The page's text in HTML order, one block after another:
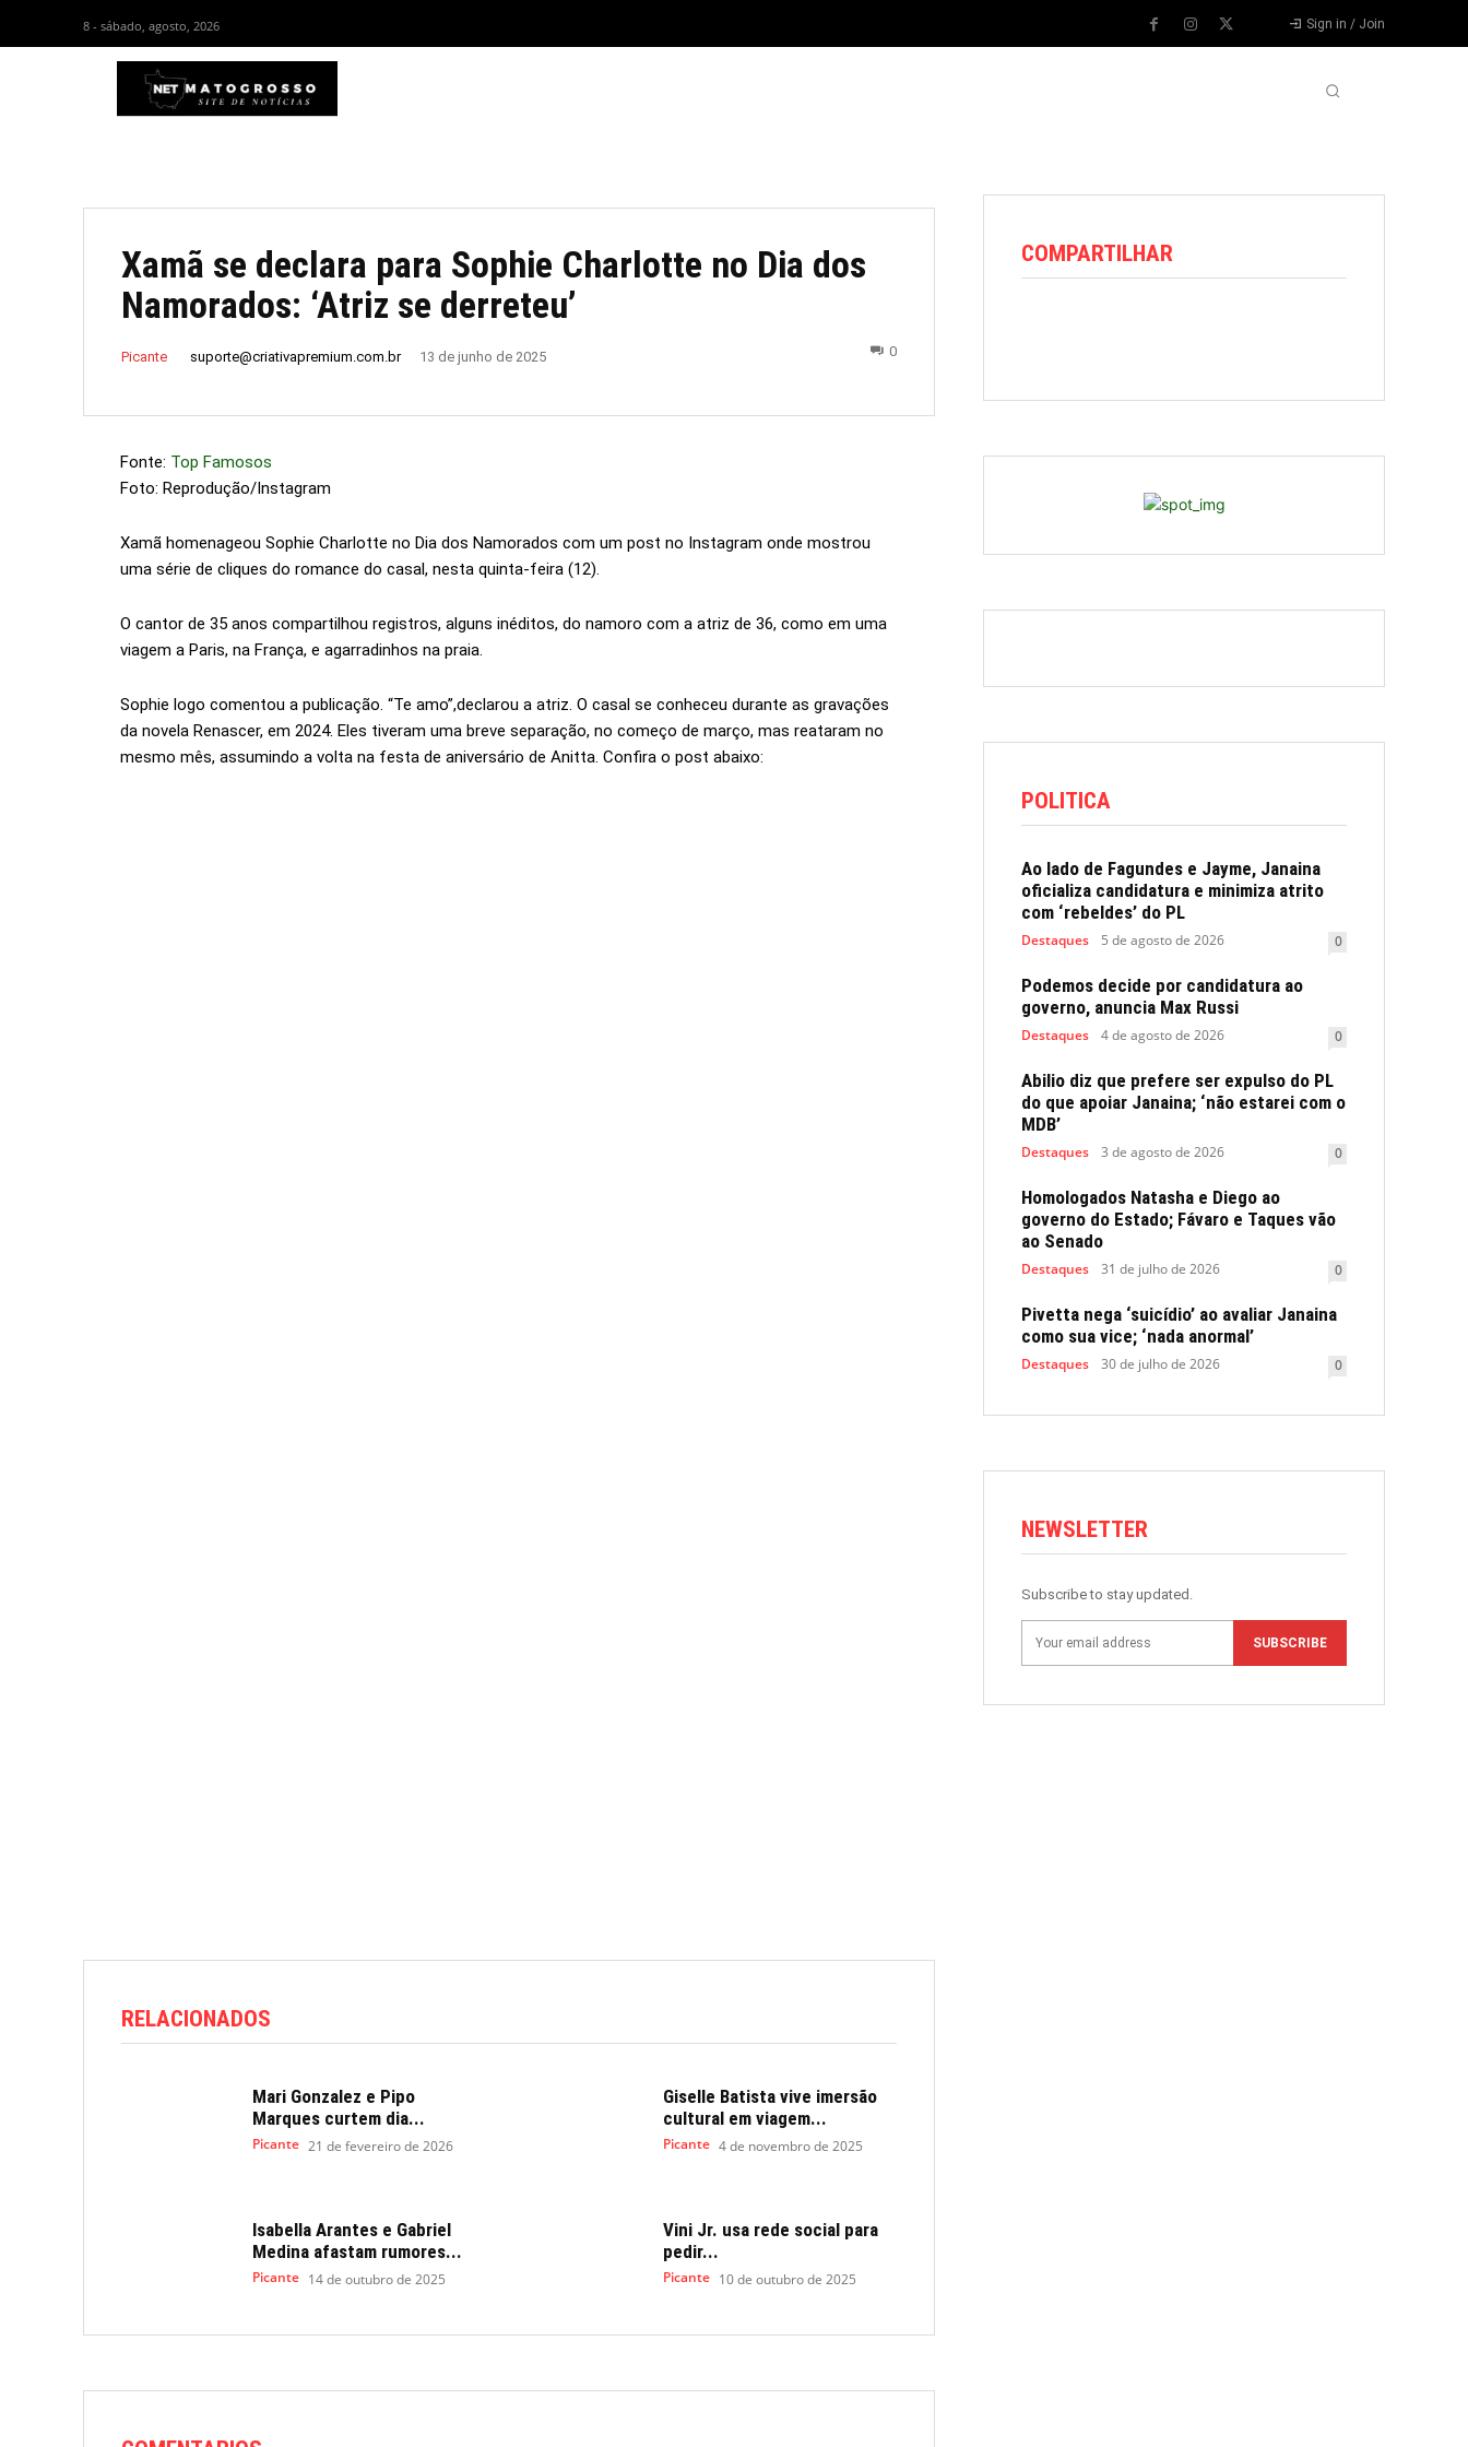
8 - sábado, agosto, 2026 Sign in / Join
Xamã se declara para Sophie Charlotte no Dia dos
Namorados: ‘Atriz se derreteu’
Picante suporte@criativapremium.com.br 13 de junho de 2025 0
Fonte: Top Famosos
Foto: Reprodução/Instagram
Xamã homenageou Sophie Charlotte no Dia dos Namorados com um post no Instagram onde mostrou
uma série de cliques do romance do casal, nesta quinta-feira (12).
O cantor de 35 anos compartilhou registros, alguns inéditos, do namoro com a atriz de 36, como em uma
viagem a Paris, na França, e agarradinhos na praia.
Sophie logo comentou a publicação. “Te amo”,declarou a atriz. O casal se conheceu durante as gravações
da novela Renascer, em 2024. Eles tiveram uma breve separação, no começo de março, mas reataram no
mesmo mês, assumindo a volta na festa de aniversário de Anitta. Confira o post abaixo:
RELACIONADOS
Mari Gonzalez e Pipo
Marques curtem dia...
Picante 21 de fevereiro de 2026
Giselle Batista vive imersão
cultural em viagem...
Picante 4 de novembro de 2025
Isabella Arantes e Gabriel
Medina afastam rumores...
Picante 14 de outubro de 2025
Vini Jr. usa rede social para
pedir...
Picante 10 de outubro de 2025
COMPARTILHAR
POLITICA
Ao lado de Fagundes e Jayme, Janaina
oficializa candidatura e minimiza atrito
com ‘rebeldes’ do PL
Destaques 5 de agosto de 2026 0
Podemos decide por candidatura ao
governo, anuncia Max Russi
Destaques 4 de agosto de 2026 0
Abilio diz que prefere ser expulso do PL
do que apoiar Janaina; ‘não estarei com o
MDB’
Destaques 3 de agosto de 2026 0
Homologados Natasha e Diego ao
governo do Estado; Fávaro e Taques vão
ao Senado
Destaques 31 de julho de 2026 0
Pivetta nega ‘suicídio’ ao avaliar Janaina
como sua vice; ‘nada anormal’
Destaques 30 de julho de 2026 0
NEWSLETTER
Subscribe to stay updated.
SUBSCRIBE